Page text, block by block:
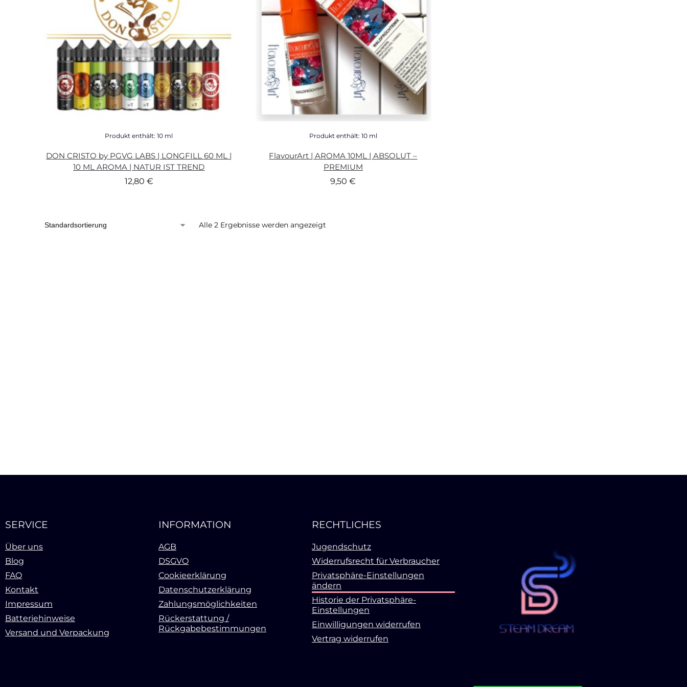
Produkt enthält: 10 ml
DON CRISTO by PGVG LABS | LONGFILL 60 ML |
10 ML AROMA | NATUR IST TREND
12,80 €
Produkt enthält: 10 ml
FlavourArt | AROMA 10ML | ABSOLUT –
PREMIUM
9,50€
Alle 2 Ergebnisse werden angezeigt
SERVICE
Über uns
Blog
FAQ
Kontakt
Impressum
Batteriehinweise
Versand und Verpackung
INFORMATION
AGB
DSGVO
Cookieerklärung
Datenschutzerklärung
Zahlungsmöglichkeiten
Rückerstattung /
Rückgabebestimmungen
RECHTLICHES
Jugendschutz
Widerrufsrecht für Verbraucher
Privatsphäre-Einstellungen
ändern
Historie der Privatsphäre-
Einstellungen
Einwilligungen widerrufen
Vertrag widerrufen